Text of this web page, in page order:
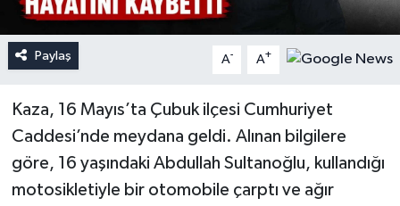
Paylaş A- A+
Kaza, 16 Mayıs’ta Çubuk ilçesi Cumhuriyet
Caddesi’nde meydana geldi. Alınan bilgilere
göre, 16 yaşındaki Abdullah Sultanoğlu, kullandığı
motosikletiyle bir otomobile çarptı ve ağır